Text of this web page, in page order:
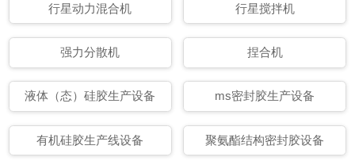
行星动力混合机 行星搅拌机
强力分散机 捏合机
液体（态）硅胶生产设备 ms密封胶生产设备
有机硅胶生产线设备 聚氨酯结构密封胶设备